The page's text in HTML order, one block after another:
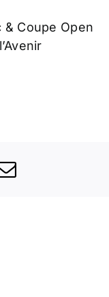
& Coupe Open